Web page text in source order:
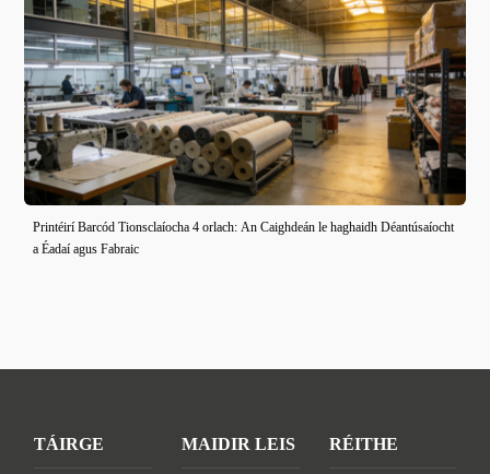
Printéirí Barcód Tionsclaíocha 4 orlach: An Caighdeán le haghaidh Déantúsaíocht
a Éadaí agus Fabraic
TÁIRGE MAIDIR LEIS RÉITHE